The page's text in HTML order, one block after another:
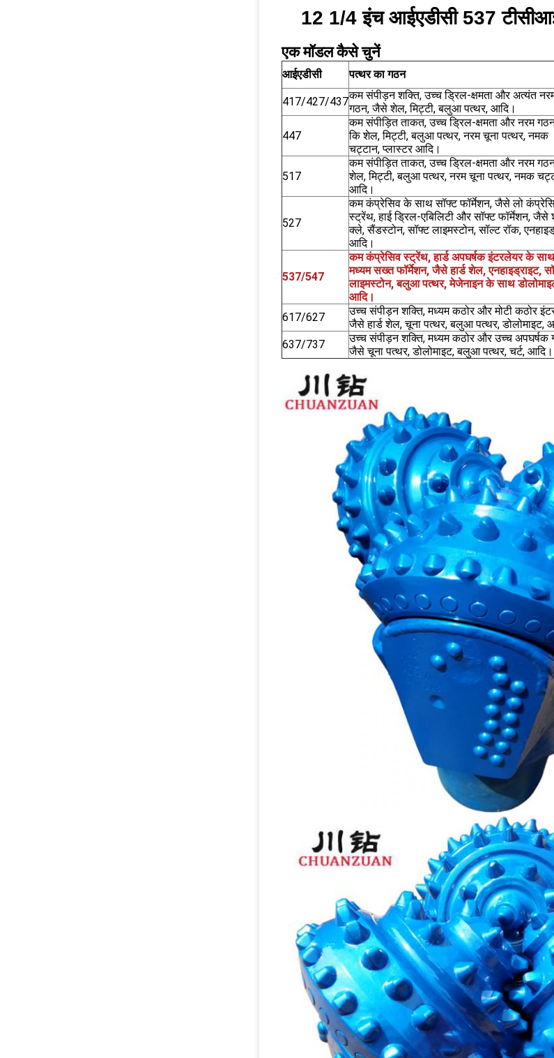
12 1/4 इंच आईएडीसी 537
एक मॉडल कैसे चुनें
आईएडीसी पत्थर का गठन
417/427/437कम संपीड़न शक्ति, उच्च ड्रिल-क्षमता और अत्यंत
गठन, जैसे शेल, मिट्टी, बलुआ पत्थर, आदि।
447
कम संपीड़ित ताकत, उच्च ड्रिल-क्षमता और नरम
कि शेल, मिट्टी, बलुआ पत्थर, नरम चूना पत्थर, नमक
चट्टान, प्लास्टर आदि।
517
कम संपीड़ित ताकत, उच्च ड्रिल-क्षमता और नरम
शेल, मिट्टी, बलुआ पत्थर, नरम चूना पत्थर, नमक
आदि।
527
कम कंप्रेसिव के साथ सॉफ्ट फॉर्मेशन, जैसे लो
स्ट्रेंथ, हाई ड्रिल-एबिलिटी और सॉफ्ट फॉर्मेशन, जैसे
क्ले, सैंडस्टोन, सॉफ्ट लाइमस्टोन, सॉल्ट रॉक,
आदि।
537/547
कम कंप्रेसिव स्ट्रेंथ, हार्ड अपघर्षक इंटरलेयर के साथ
मध्यम सख्त फॉर्मेशन, जैसे हार्ड शेल, एनहाइड्राइट,
लाइमस्टोन, बलुआ पत्थर, मेजेनाइन के साथ
आदि।
617/627
उच्च संपीड़न शक्ति, मध्यम कठोर और मोटी कठोर
जैसे हार्ड शेल, चूना पत्थर, बलुआ पत्थर, डोलोमाइट,
637/737
उच्च संपीड़न शक्ति, मध्यम कठोर और उच्च अपघर्षक
जैसे चूना पत्थर, डोलोमाइट, बलुआ पत्थर, चर्ट, आदि।